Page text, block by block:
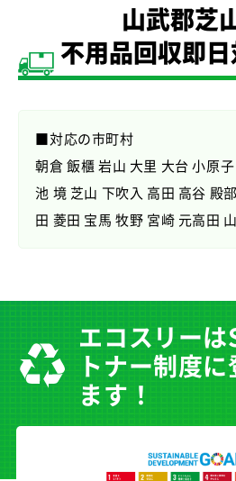
山武郡芝
不用品回収即
■対応の市町村
朝倉 飯櫃 岩山 大里 大台 小原
池 境 芝山 下吹入 高田 高谷 殿
田 菱田 宝馬 牧野 宮崎 元高田
エコスリーは
トナー制度
ます！